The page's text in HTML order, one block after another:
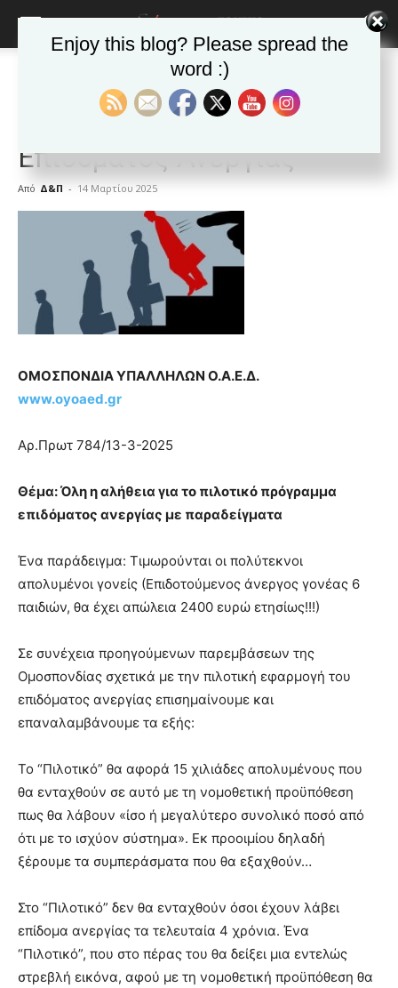
ΕΙΔΗΣΕΙΣ Ελλαδα
Πιλοτικό Πρόγραμμα
Επιδόματος Ανεργίας
Από Δ&Π - 14 Μαρτίου 2025
cam
show. desi
xxx
lyons
you
meaning
pornhun
hd
ΟΜΟΣΠΟΝΔΙΑ ΥΠΑΛΛΗΛΩΝ Ο.Α.Ε.Δ.
www.oyoaed.gr
Αρ.Πρωτ 784/13-3-2025
Θέμα: Όλη η αλήθεια για το πιλοτικό πρόγραμμα
επιδόματος ανεργίας με παραδείγματα
Ένα παράδειγμα: Τιμωρούνται οι πολύτεκνοι
απολυμένοι γονείς (Επιδοτούμενος άνεργος γονέας 6
παιδιών, θα έχει απώλεια 2400 ευρώ ετησίως!!!)
Σε συνέχεια προηγούμενων παρεμβάσεων της
Ομοσπονδίας σχετικά με την πιλοτική εφαρμογή του
επιδόματος ανεργίας επισημαίνουμε και
επαναλαμβάνουμε τα εξής:
Το “Πιλοτικό” θα αφορά 15 χιλιάδες απολυμένους που
θα ενταχθούν σε αυτό με τη νομοθετική προϋπόθεση
πως θα λάβουν «ίσο ή μεγαλύτερο συνολικό ποσό από
ότι με το ισχύον σύστημα». Εκ προοιμίου δηλαδή
ξέρουμε τα συμπεράσματα που θα εξαχθούν…
Στο “Πιλοτικό” δεν θα ενταχθούν όσοι έχουν λάβει
επίδομα ανεργίας τα τελευταία 4 χρόνια. Ένα
“Πιλοτικό”, που στο πέρας του θα δείξει μια εντελώς
στρεβλή εικόνα, αφού με τη νομοθετική προϋπόθεση θα
Enjoy this blog? Please spread the
word :)